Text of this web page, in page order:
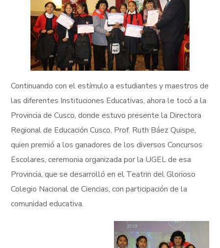
Continuando con el estímulo a estudiantes y maestros de
las diferentes Instituciones Educativas, ahora le tocó a la
Provincia de Cusco, donde estuvo presente la Directora
Regional de Educación Cusco, Prof. Ruth Báez Quispe,
quien premió a los ganadores de los diversos Concursos
Escolares, ceremonia organizada por la UGEL de esa
Provincia, que se desarrolló en el Teatrin del Glorioso
Colegio Nacional de Ciencias, con participación de la
comunidad educativa.